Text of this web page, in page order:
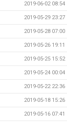
2019-06-02 08:54
2019-05-29 23:27
2019-05-28 07:00
2019-05-26 19:11
2019-05-25 15:52
2019-05-24 00:04
2019-05-22 22:36
2019-05-18 15:26
2019-05-16 07:41